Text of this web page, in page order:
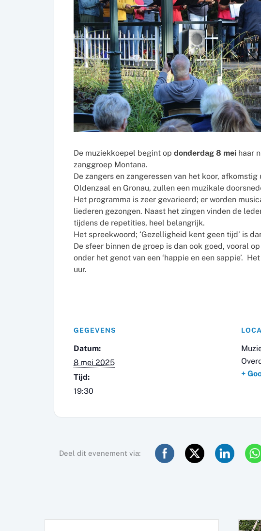
De muziekkoepel begint op donderdag 8 mei haar
zanggroep Montana.
De zangers en zangeressen van het koor,
Oldenzaal en Gronau, zullen een muzikale
Het programma is zeer gevarieerd; er worden
liederen gezongen. Naast het zingen vinden de
tijdens de repetities, heel belangrijk.
Het spreekwoord; ‘Gezelligheid kent geen tijd’ is
De sfeer binnen de groep is dan ook goed, vooral
onder het genot van een ‘happie en een sappie’.
uur.
GEGEVENS
Datum:
8 mei 2025
Tijd:
19:30
+
Deel dit evenement via: